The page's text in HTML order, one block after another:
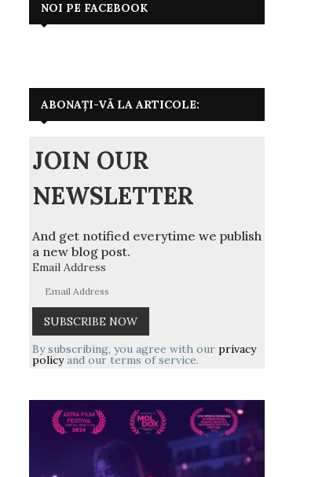
NOI PE FACEBOOK
ABONAȚI-VĂ LA ARTICOLE:
JOIN OUR
NEWSLETTER
And get notified everytime we publish
a new blog post.
Email Address
By subscribing, you agree with our privacy
policyand our terms of service.